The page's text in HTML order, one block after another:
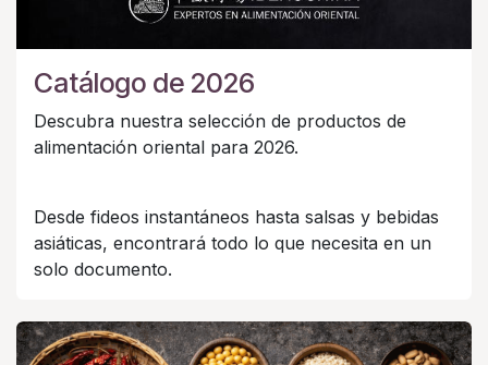
Catálogo de 2026
Descubra nuestra selección de productos de
alimentación oriental para 2026.
Desde fideos instantáneos hasta salsas y bebidas
asiáticas, encontrará todo lo que necesita en un
solo documento.